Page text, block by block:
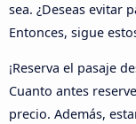
sea. ¿Deseas evitar
Entonces, sigue
¡Reserva el pasaje
Cuanto antes
precio. Además,